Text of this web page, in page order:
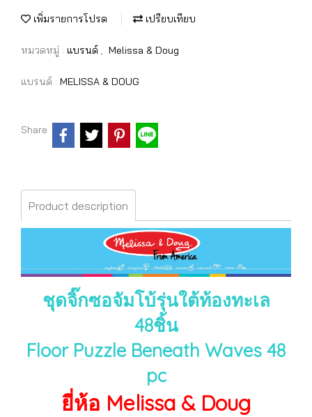
เพิ่มรายการโปรด เปรียบเทียบ
หมวดหมู่ : แบรนด์ , Melissa & Doug
แบรนด์ : MELISSA & DOUG
Share
Product description
ชุดจิ๊กซอจัมโบ้รุ่นใต้ท้องทะเล
48ชิ้น
Floor Puzzle Beneath Waves 48
pc
ยี่ห้อ Melissa & Doug